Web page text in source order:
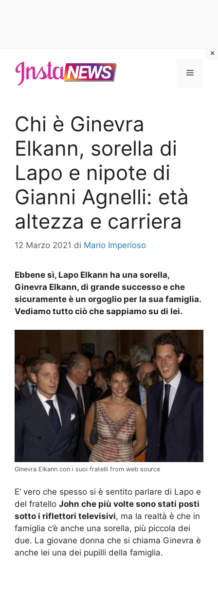
contenuto
Menu
Chi è Ginevra
Elkann, sorella di
Lapo e nipote di
Gianni Agnelli: età
altezza e carriera
12 Marzo 2021 di Mario Imperioso
Ebbene sì, Lapo Elkann ha una sorella,
Ginevra Elkann, di grande successo e che
sicuramente è un orgoglio per la sua famiglia.
Vediamo tutto ciò che sappiamo su di lei.
Ginevra Elkann con i suoi fratelli from web source
E’ vero che spesso si è sentito parlare di Lapo e
del fratello John che più volte sono stati posti
sotto i riflettori televisivi, ma la realtà è che in
famiglia c’è anche una sorella, più piccola dei
due. La giovane donna che si chiama Ginevra è
anche lei una dei pupilli della famiglia.